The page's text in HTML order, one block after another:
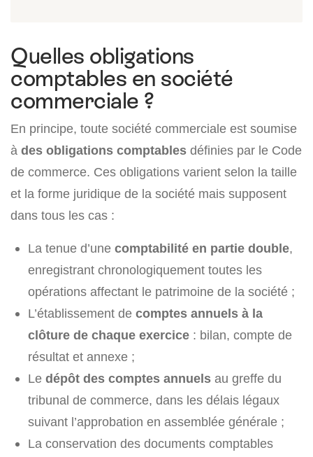
Quelles obligations
comptables en société
commerciale ?
En principe, toute société commerciale est soumise
à des obligations comptables définies par le Code
de commerce. Ces obligations varient selon la taille
et la forme juridique de la société mais supposent
dans tous les cas :
La tenue d’une comptabilité en partie double,
enregistrant chronologiquement toutes les
opérations affectant le patrimoine de la société ;
L’établissement de comptes annuels à la
clôture de chaque exercice : bilan, compte de
résultat et annexe ;
Le dépôt des comptes annuels au greffe du
tribunal de commerce, dans les délais légaux
suivant l’approbation en assemblée générale ;
La conservation des documents comptables